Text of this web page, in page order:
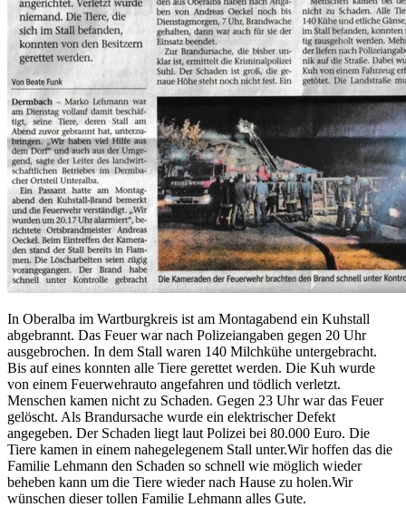
In Oberalba im Wartburgkreis ist am Montagabend ein Kuhstall
abgebrannt. Das Feuer war nach Polizeiangaben gegen 20 Uhr
ausgebrochen. In dem Stall waren 140 Milchkühe untergebracht.
Bis auf eines konnten alle Tiere gerettet werden. Die Kuh wurde
von einem Feuerwehrauto angefahren und tödlich verletzt.
Menschen kamen nicht zu Schaden. Gegen 23 Uhr war das Feuer
gelöscht. Als Brandursache wurde ein elektrischer Defekt
angegeben. Der Schaden liegt laut Polizei bei 80.000 Euro. Die
Tiere kamen in einem nahegelegenem Stall unter.Wir hoffen das die
Familie Lehmann den Schaden so schnell wie möglich wieder
beheben kann um die Tiere wieder nach Hause zu holen.Wir
wünschen dieser tollen Familie Lehmann alles Gute.